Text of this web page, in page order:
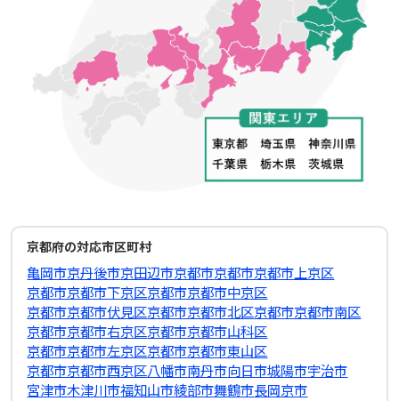
京都府の対応市区町村
亀岡市京丹後市京田辺市京都市京都市京都市上京区
京都市京都市下京区京都市京都市中京区
京都市京都市伏見区京都市京都市北区京都市京都市南区
京都市京都市右京区京都市京都市山科区
京都市京都市左京区京都市京都市東山区
京都市京都市西京区八幡市南丹市向日市城陽市宇治市
宮津市木津川市福知山市綾部市舞鶴市長岡京市